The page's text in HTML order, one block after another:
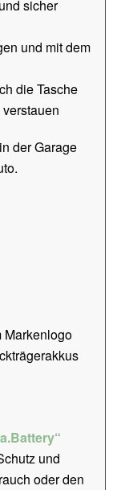
sicher
und mit dem
die Tasche
der Garage
Markenlogo
und
oder den